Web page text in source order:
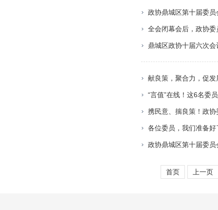
政协鼎城区第十届委
全会闭幕会后，政协委
鼎城区政协十届六次
献良策，聚合力，促
“言值”在线！这6名委
携民意、揣良策！政
各位委员，我们准备
政协鼎城区第十届委
首页 上一页